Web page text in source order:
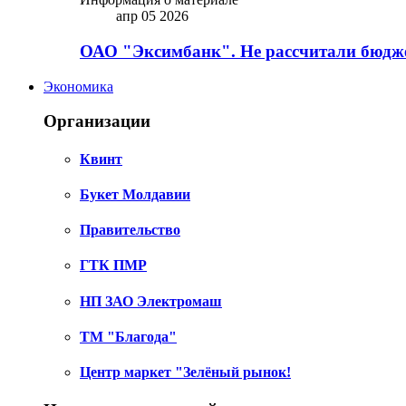
апр 05 2026
ОАО "Эксимбанк". Не рассчитали
Экономика
Организации
Квинт
Букет Молдавии
Правительство
ГТК ПМР
НП ЗАО Электромаш
ТМ "Благода"
Центр маркет "Зелёный рынок!